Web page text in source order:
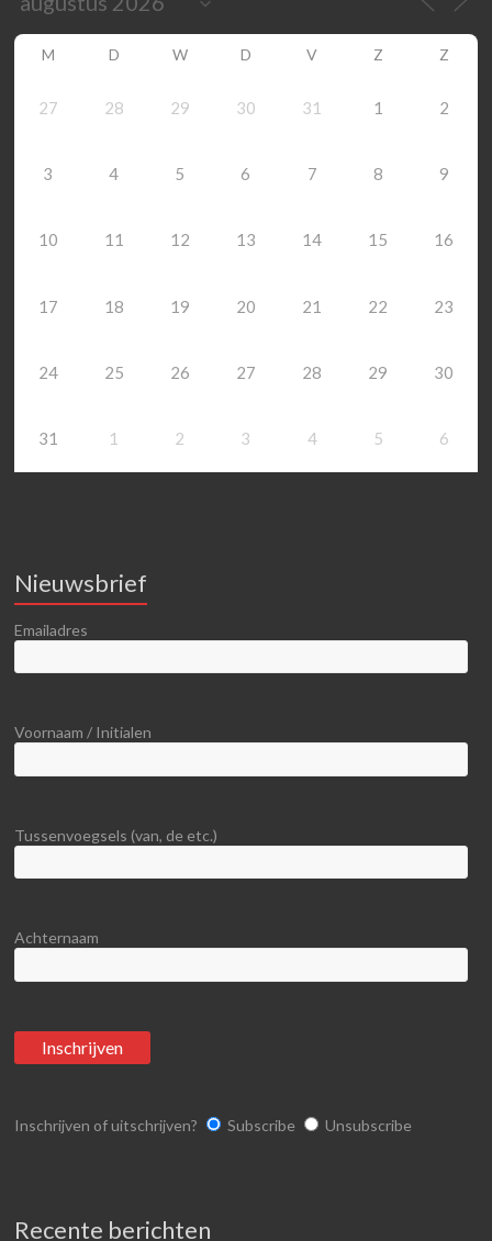
M D W D V Z Z
27 28 29 30 31 1 2
3 4 5 6 7 8 9
10 11 12 13 14 15 16
17 18 19 20 21 22 23
24 25 26 27 28 29 30
31 1 2 3 4 5 6
Nieuwsbrief
Emailadres
Voornaam / Initialen
Tussenvoegsels (van, de etc.)
Achternaam
Inschrijven of uitschrijven? Subscribe Unsubscribe
Recente berichten